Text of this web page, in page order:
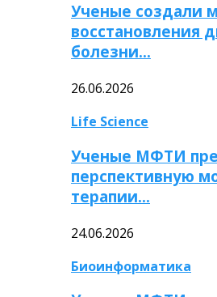
Ученые создали
восстановления
болезни…
26.06.2026
Life Science
Ученые МФТИ
перспективную
терапии…
24.06.2026
Биоинформатика